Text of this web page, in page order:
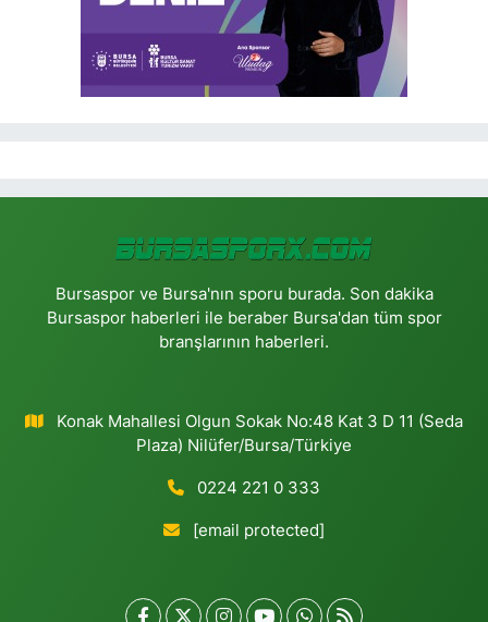
Bursaspor ve Bursa'nın sporu burada. Son dakika
Bursaspor haberleri ile beraber Bursa'dan tüm spor
branşlarının haberleri.
Konak Mahallesi Olgun Sokak No:48 Kat 3 D 11 (Seda
Plaza) Nilüfer/Bursa/Türkiye
0224 221 0 333
[email protected]